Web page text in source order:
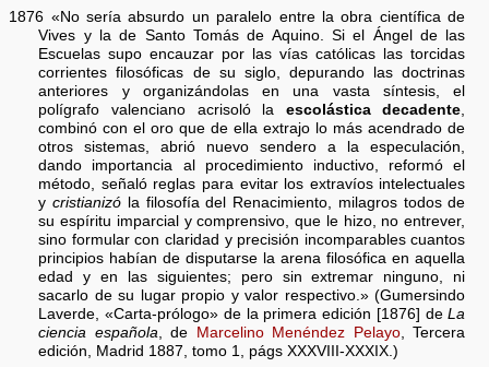
1876 «No sería absurdo un paralelo entre la obra científica de
Vives y la de Santo Tomás de Aquino. Si el Ángel de las
Escuelas supo encauzar por las vías católicas las torcidas
corrientes filosóficas de su siglo, depurando las doctrinas
anteriores y organizándolas en una vasta síntesis, el
polígrafo valenciano acrisoló la escolástica decadente
combinó con el oro que de ella extrajo lo más acendrado de
otros sistemas, abrió nuevo sendero a la especulación,
dando importancia al procedimiento inductivo, reformó el
método, señaló reglas para evitar los extravíos intelectuales
ycristianizó la filosofía del Renacimiento, milagros todos de
su espíritu imparcial y comprensivo, que le hizo, no entrever,
sino formular con claridad y precisión incomparables cuantos
principios habían de disputarse la arena filosófica en aquella
edad y en las siguientes; pero sin extremar ninguno, ni
sacarlo de su lugar propio y valor respectivo.» (Gumersindo
Laverde, «Carta-prólogo» de la primera edición [1876] deLa
ciencia española , de Marcelino Menéndez Pelayo, Tercera
edición, Madrid 1887, tomo 1, págs XXXVIII-XXXIX.)